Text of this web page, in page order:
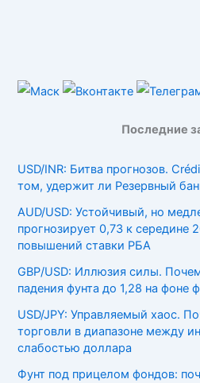
Последние
USD/INR: Битва прогнозов.
том, удержит ли Резервный
AUD/USD: Устойчивый, но
прогнозирует 0,73 к середине
повышений ставки РБА
GBP/USD: Иллюзия силы.
падения фунта до 1,28 на фоне
USD/JPY: Управляемый хаос.
торговли в диапазоне между
слабостью доллара
Фунт под прицелом фондов: